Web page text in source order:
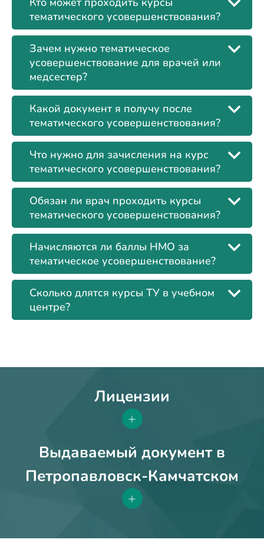
тематического усовершенствования?
Зачем нужно тематическое
усовершенствование для врачей или
медсестер?
Какой документ я получу после
тематического усовершенствования?
Что нужно для зачисления на курс
тематического усовершенствования?
Обязан ли врач проходить курсы
тематического усовершенствования?
Начисляются ли баллы НМО за
тематическое усовершенствование?
Сколько длятся курсы ТУ в учебном
центре?
Лицензии
+
Выдаваемый документ в
Петропавловск-Камчатском
+